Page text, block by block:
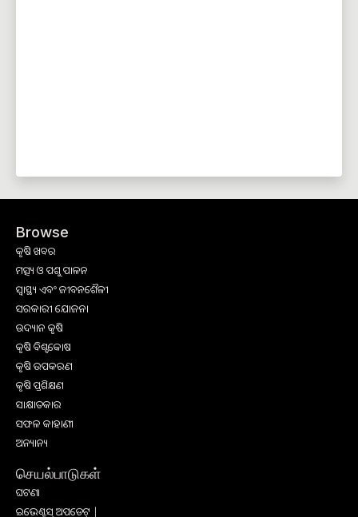
Browse
କୃଷି ଖବର
ମତ୍ସ୍ୟ ଓ ପଶୁ ପାଳନ
ସ୍ୱାସ୍ଥ୍ୟ ଏବଂ ଜୀବନଶୈଳୀ
ସରକାରୀ ଯୋଜନା
ଉଦ୍ୟାନ କୃଷି
କୃଷି ବିଶ୍ବକୋଷ
କୃଷି ଉପକରଣ
କୃଷି ପ୍ରଶିକ୍ଷଣ
ସାକ୍ଷାତକାର
ସଫଳ କାହାଣୀ
ଅନ୍ୟାନ୍ୟ
செயல்பாடுகள்
ଘଟଣା
ଇଭେଣ୍ଟସ୍ ଅପଡେଟ୍ |